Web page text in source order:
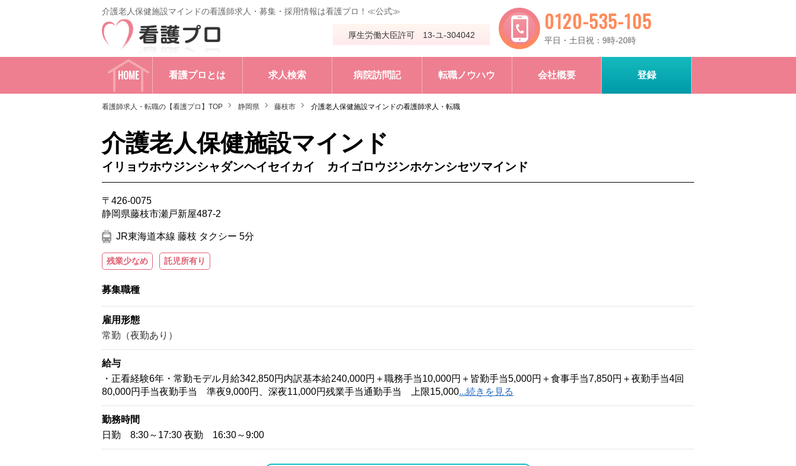
介護老人保健施設マインドの看護師求人・募集・採用情報は看護プロ！≪公式≫
厚生労働大臣許可 13-ユ-304042
0120-535-105
平日・土日祝：9時-20時
HOME 看護プロとは 求人検索 病院訪問記 転職ノウハウ 会社概要 登録
看護師求人・転職の【看護プロ】TOP 静岡県 藤枝市 介護老人保健施設マインドの看護師求人・転職
介護老人保健施設マインド
イリョウホウジンシャダンヘイセイカイ カイゴロウジンホケンシセツマインド
〒426-0075
静岡県藤枝市瀬戸新屋487-2
JR東海道本線 藤枝 タクシー 5分
残業少なめ 託児所有り
募集職種
雇用形態
常勤（夜勤あり）
給与
・正看経験6年・常勤モデル月給342,850円内訳基本給240,000円＋職務手当10,000円＋皆勤手当5,000円＋食事手当7,850円＋夜勤手当4回
80,000円手当夜勤手当 準夜9,000円、深夜11,000円残業手当通勤手当 上限15,000...続きを見る
勤務時間
日勤 8:30～17:30 夜勤 16:30～9:00